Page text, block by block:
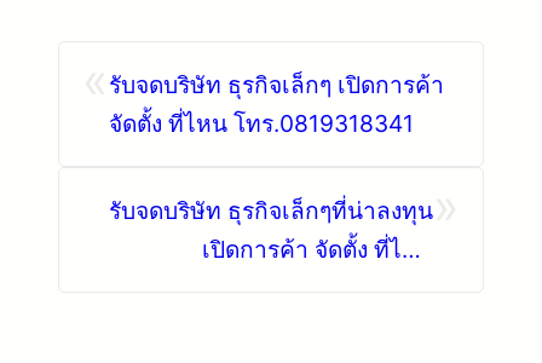
รับจดบริษัท ธุรกิจเล็กๆ เปิดการค้า
จัดตั้ง ที่ไหน โทร.0819318341
รับจดบริษัท ธุรกิจเล็กๆที่น่าลงทุน
เปิดการค้า จัดตั้ง ที่ไหน